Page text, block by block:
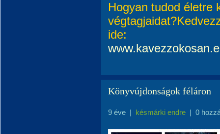
Hogyan tudod életre
ide:
Könyvújdonságok féláron
9 éve | késmárki endre | 0